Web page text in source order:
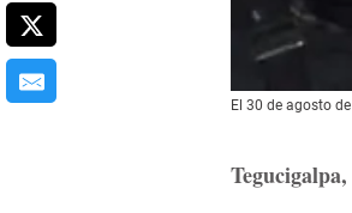
El 30 de agosto